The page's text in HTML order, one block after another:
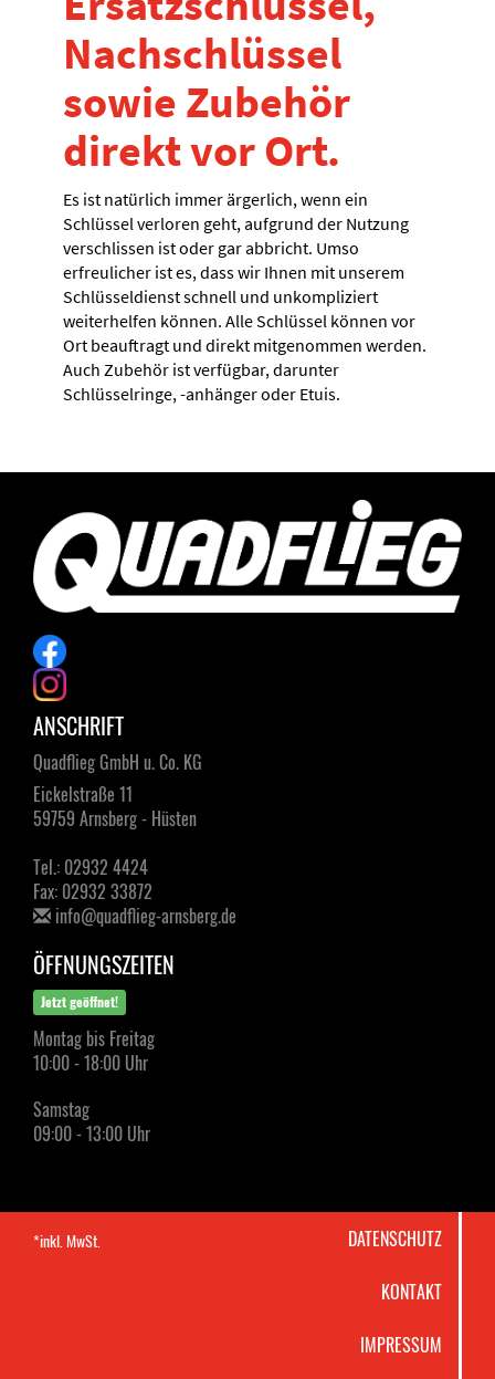
Nachschlüssel
sowie Zubehör
direkt vor Ort.
Es ist natürlich immer ärgerlich, wenn ein
Schlüssel verloren geht, aufgrund der Nutzung
verschlissen ist oder gar abbricht. Umso
erfreulicher ist es, dass wir Ihnen mit unserem
Schlüsseldienst schnell und unkompliziert
weiterhelfen können. Alle Schlüssel können vor
Ort beauftragt und direkt mitgenommen werden.
Auch Zubehör ist verfügbar, darunter
Schlüsselringe, -anhänger oder Etuis.
ANSCHRIFT
Quadflieg GmbH u. Co. KG
Eickelstraße 11
59759 Arnsberg - Hüsten
Tel.: 02932 4424
Fax: 02932 33872
info@quadflieg-arnsberg.de
ÖFFNUNGSZEITEN
Jetzt geöffnet!
Montag bis Freitag
10:00 - 18:00 Uhr
Samstag
09:00 - 13:00 Uhr
*inkl. MwSt.
DATENSCHUTZ
KONTAKT
IMPRESSUM